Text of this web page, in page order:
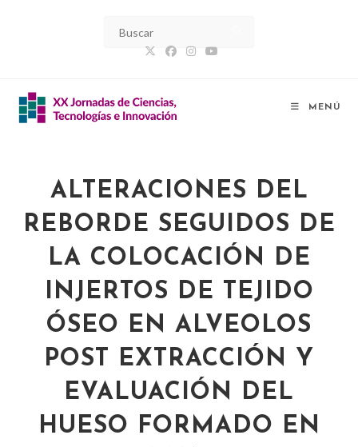
MENÚ
ALTERACIONES DEL
REBORDE SEGUIDOS DE
LA COLOCACIÓN DE
INJERTOS DE TEJIDO
ÓSEO EN ALVEOLOS
POST EXTRACCIÓN Y
EVALUACIÓN DEL
HUESO FORMADO EN